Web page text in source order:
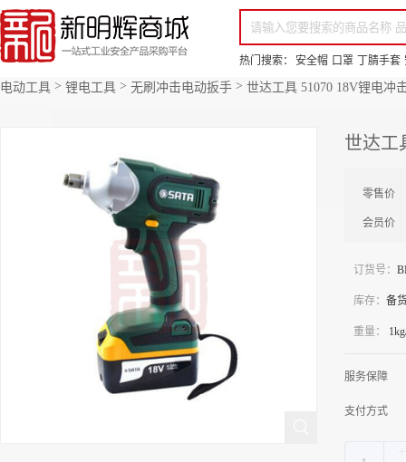
你好，欢迎来到新明辉！ 请登录
免费注册
专属服务 超低折扣价
热门搜索：
安全帽 口罩 丁腈手套
全部商品分类 场景采购 品
电动工具 > 锂电工具 > 无刷冲击电动扳手 > 世达工具 51070 18V锂电冲
世达工
零售价
会员价
订货号：
库存： 备
重量：
服务保障
支付方式